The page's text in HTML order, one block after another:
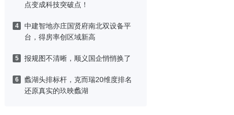
点变成科技突破点！
4
中建智地亦庄国贤府南北双设备平
台，得房率创区域新高
5 报规图不清晰，顺义国企悄悄换了
6
蠡湖头排标杆，克而瑞20维度排名
还原真实的玖映蠡湖